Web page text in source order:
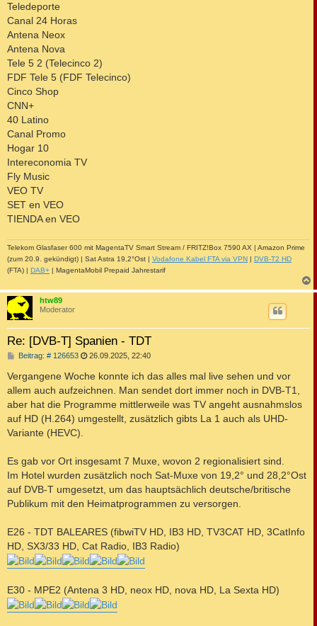
Teledeporte
Canal 24 Horas
Antena Neox
Antena Nova
Tele 5 2 (Telecinco 2)
FDF Tele 5 (FDF Telecinco)
Cinco Shop
CNN+
40 Latino
Canal Promo
Hogar 10
Intereconomia TV
Fly Music
VEO TV
SET en VEO
TIENDA en VEO
Telekom Glasfaser 600 mit MagentaTV Smart Stream / FRITZ!Box 7590 AX | Amazon Prime
(zum 20.9. gekündigt) | Sat Astra 19,2°Ost | Vodafone Kabel FTA via VPN | DVB-T2 HD
(FTA) | DAB+ | MagentaMobil Prepaid Jahrestarif
a
htw89
Moderator
Re: [DVB-T] Spanien - TDT
Beitrag: # 126653B
i
t
r
g
26.09.2025, 22:40
Vergangene Woche konnte ich das alles mal live sehen und vor
allem auch aufzeichnen. Man sendet dort immer noch in DVB-T1,
aber hat die Programme mittlerweile was TV angeht ausnahmslos
auf HD (H.264) umgestellt, zusätzlich gibts La 1 auch als UHD-
Variante (HEVC).
Es gab vor Ort insgesamt 7 Muxe, wovon 2 regionalisiert sind.
Im Hotel wurden zusätzlich noch Sat-Muxe von 19,2° und 28,2°Ost
auf DVB-T umgesetzt, um das hauptsächlich deutsche/britische
Publikum mit den Heimatprogrammen zu versorgen.
E26 - TDT BALEARES (fibwiTV HD, IB3 HD, TV3CAT HD, 3CatInfo
HD, SX3/33 HD, Cat Radio, IB3 Radio)
E30 - MPE2 (Antena 3 HD, neox HD, nova HD, La Sexta HD)